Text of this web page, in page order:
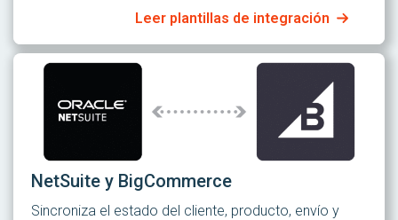
Leer plantillas de integración
NetSuite y BigCommerce
Sincroniza el estado del cliente, producto, envío y